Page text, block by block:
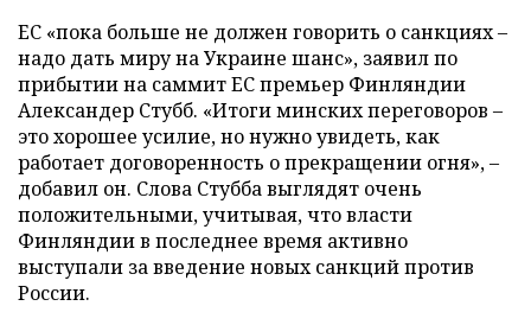
ЕС «пока больше не должен говорить о санкциях –
надо дать миру на Украине шанс», заявил по
прибытии на саммит ЕС премьер Финляндии
Александер Стубб. «Итоги минских переговоров –
это хорошее усилие, но нужно увидеть, как
работает договоренность о прекращении огня», –
добавил он. Слова Стубба выглядят очень
положительными, учитывая, что власти
Финляндии в последнее время активно
выступали за введение новых санкций против
России.